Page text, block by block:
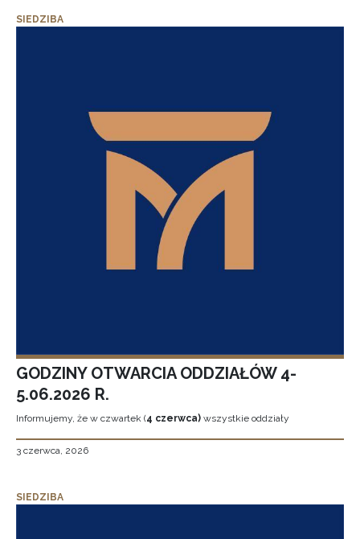
SIEDZIBA
GODZINY OTWARCIA ODDZIAŁÓW 4-
5.06.2026 R.
Informujemy, że w czwartek (4 czerwca) wszystkie oddziały
3 czerwca, 2026
SIEDZIBA